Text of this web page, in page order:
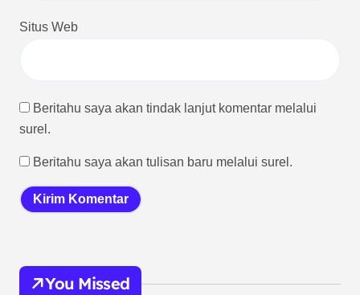
Situs Web
Beritahu saya akan tindak lanjut komentar melalui
surel.
Beritahu saya akan tulisan baru melalui surel.
You Missed